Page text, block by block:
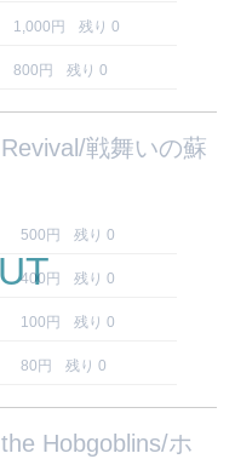
1,000円 残り 0
800円 残り 0
戦舞いの蘇
500円 残り 0
400円 残り 0
100円 残り 0
80円 残り 0
Hobgoblins/ホ